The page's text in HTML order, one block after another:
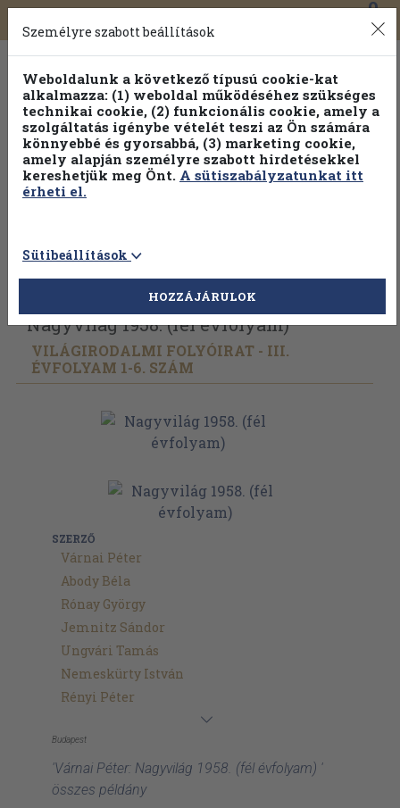
Toggle
navigation
0
Vissza az előző oldalra Válasszon példányt
Nagyvilág 1958. (fél évfolyam)
VILÁGIRODALMI FOLYÓIRAT - III.
ÉVFOLYAM 1-6. SZÁM
SZERZŐ
Várnai Péter
Abody Béla
Rónay György
Jemnitz Sándor
Ungvári Tamás
Nemeskürty István
Rényi Péter
Budapest
'Várnai Péter: Nagyvilág 1958. (fél évfolyam) '
összes példány
Személyre szabott beállítások
Weboldalunk a következő típusú cookie-kat
alkalmazza: (1) weboldal működéséhez szükséges
technikai cookie, (2) funkcionális cookie, amely a
szolgáltatás igénybe vételét teszi az Ön számára
könnyebbé és gyorsabbá, (3) marketing cookie,
amely alapján személyre szabott hirdetésekkel
kereshetjük meg Önt. A sütiszabályzatunkat itt
érheti el.
Sütibeállítások
HOZZÁJÁRULOK